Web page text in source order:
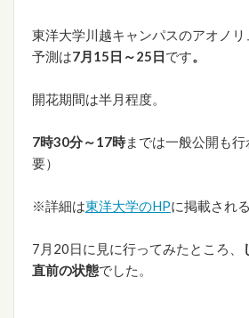
東洋大学川越キャンパスのアオノ
予測は7月15日～25日 です。
開花期間は半月程度。
7時30分～17時までは一般公開も
要）
※詳細は東洋大学のHPに掲載され
7月20日に見に行ってみたところ、
直前の状態でした。